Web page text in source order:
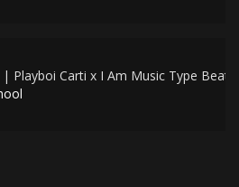
Playboi Carti x I Am Music Type Beat